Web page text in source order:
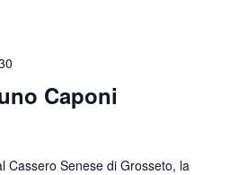
Caponi
Cassero Senese di Grosseto, la